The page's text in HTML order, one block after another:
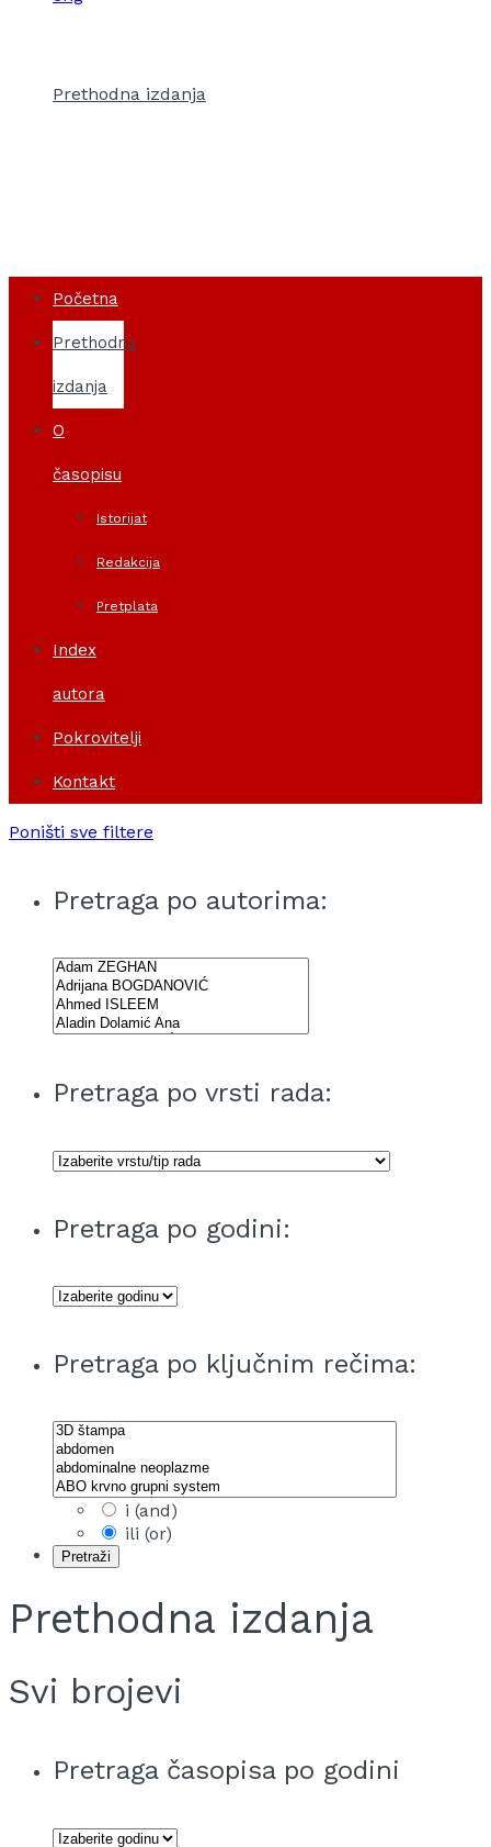
Prethodna izdanja
Početna
Prethodna
izdanja
O
časopisu
Istorijat
Redakcija
Pretplata
Index
autora
Pokrovitelji
Kontakt
Poništi sve filtere
Pretraga po autorima:
Pretraga po vrsti rada:
Pretraga po godini:
Pretraga po ključnim rečima:
i (and)
ili (or)
Prethodna izdanja
Svi brojevi
Pretraga časopisa po godini